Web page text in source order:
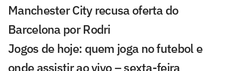
Manchester City recusa oferta do
Barcelona por Rodri
Jogos de hoje: quem joga no futebol e
onde assistir ao vivo – sexta-feira